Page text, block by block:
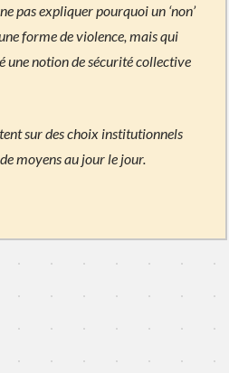
pas expliquer pourquoi un ‘non’
forme de violence, mais qui
une notion de sécurité collective
sur des choix institutionnels
moyens au jour le jour.